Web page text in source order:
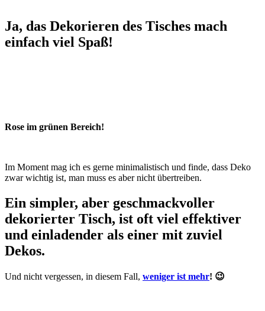
Ja, das Dekorieren des Tisches mach
einfach viel Spaß!
Rose im grünen Bereich!
Im Moment mag ich es gerne minimalistisch und finde, dass Deko
zwar wichtig ist, man muss es aber nicht übertreiben.
Ein simpler, aber geschmackvoller
dekorierter Tisch, ist oft viel effektiver
und einladender als einer mit zuviel
Dekos.
Und nicht vergessen, in diesem Fall, weniger ist mehr! 😉